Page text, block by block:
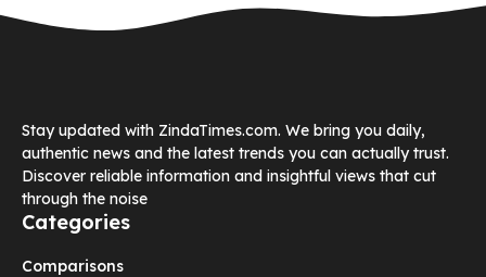
Stay updated with ZindaTimes.com. We bring you daily,
authentic news and the latest trends you can actually trust.
Discover reliable information and insightful views that cut
through the noise
Categories
Comparisons